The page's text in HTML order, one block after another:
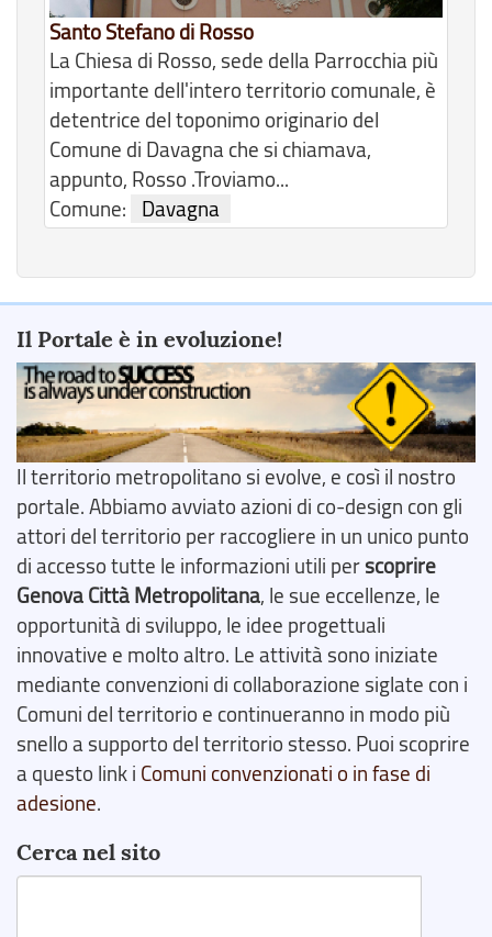
Santo Stefano di Rosso
La Chiesa di Rosso, sede della Parrocchia più
importante dell'intero territorio comunale, è
detentrice del toponimo originario del
Comune di Davagna che si chiamava,
appunto, Rosso .Troviamo...
Comune:
Davagna
Il Portale è in evoluzione!
Il territorio metropolitano si evolve, e così il nostro
portale. Abbiamo avviato azioni di co-design con gli
attori del territorio per raccogliere in un unico punto
di accesso tutte le informazioni utili perscoprire
Genova Città Metropolitana, le sue eccellenze, le
opportunità di sviluppo, le idee progettuali
innovative e molto altro. Le attività sono iniziate
mediante convenzioni di collaborazione siglate con i
Comuni del territorio e continueranno in modo più
snello a supporto del territorio stesso. Puoi scoprire
a questo link i Comuni convenzionati o in fase di
adesione.
Cerca nel sito